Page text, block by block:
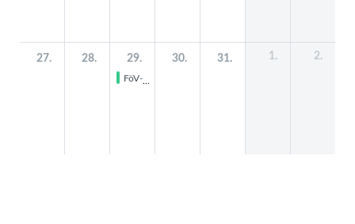
27. 28. 29.
FöV-Stammtisch Kopie
30. 31. 1. 2.